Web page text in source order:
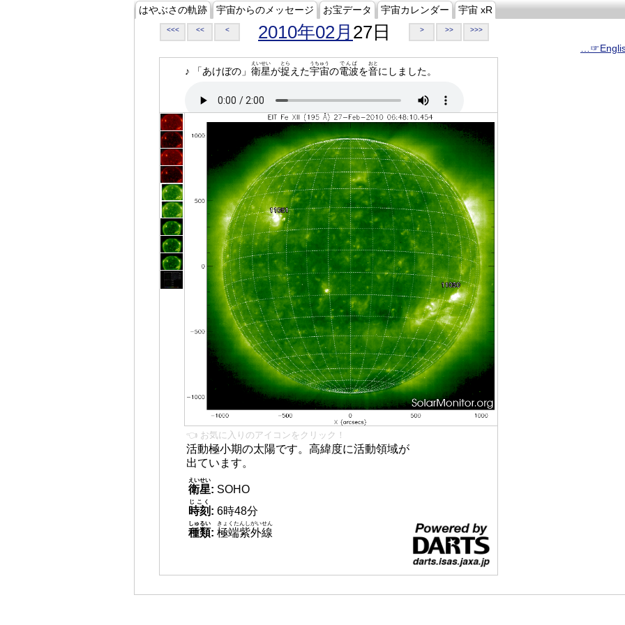
はやぶさの軌跡 宇宙からのメッセージ お宝データ 宇宙カレンダー 宇宙 xR
<<< << < 2010年02月 27日 > >> >>>
♪ 「あけぼの」 衛星
えいせい
が捉
とら
えた宇宙
うちゅう
の電波
でんぱ
を音
おと
にしました。
👈 お気に入りのアイコンをクリック！
活動極小期の太陽です。高緯度に活動領域が
出ています。
衛星
えいせい
: SOHO
時刻
じこく
: 6時48分
種類
しゅるい
: 極端紫外線
きょくたんしがいせん